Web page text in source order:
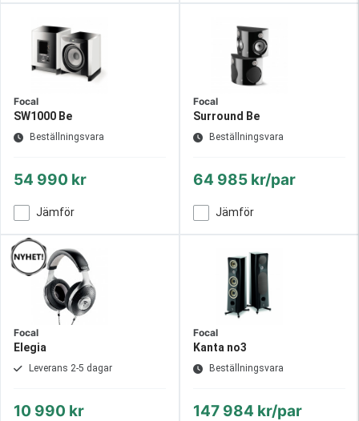
Focal
SW1000 Be
Beställningsvara
54 990 kr
Jämför
Focal
Surround Be
Beställningsvara
64 985 kr/par
Jämför
Focal
Elegia
Leverans 2-5 dagar
10 990 kr
Focal
Kanta no3
Beställningsvara
147 984 kr/par